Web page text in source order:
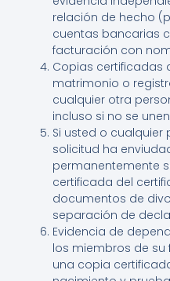
relación de hecho
cuentas bancarias
facturación con
Copias certificadas
matrimonio o
cualquier otra
incluso si no se
Si usted o cualquier
solicitud ha
permanentemente
certificada del
documentos de
separación de
Evidencia de
los miembros de su
una copia